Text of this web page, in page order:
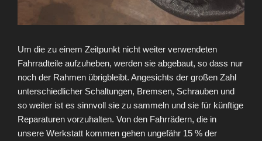
Um die zu einem Zeitpunkt nicht weiter verwendeten
Fahrradteile aufzuheben, werden sie abgebaut, so dass nur
noch der Rahmen übrigbleibt. Angesichts der großen Zahl
unterschiedlicher Schaltungen, Bremsen, Schrauben und
so weiter ist es sinnvoll sie zu sammeln und sie für künftige
Reparaturen vorzuhalten. Von den Fahrrädern, die in
unsere Werkstatt kommen gehen ungefähr 15 % der